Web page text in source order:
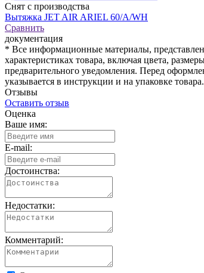
Снят с производства
Вытяжка JET AIR ARIEL 60/A/WH
Сравнить
документация
* Все информационные материалы,
характеристиках товара, включая цвета,
предварительного уведомления. Перед
указывается в инструкции и на упаковке товара.
Отзывы
Оставить отзыв
Оценка
Ваше имя:
E-mail:
Достоинства:
Недостатки:
Комментарий: